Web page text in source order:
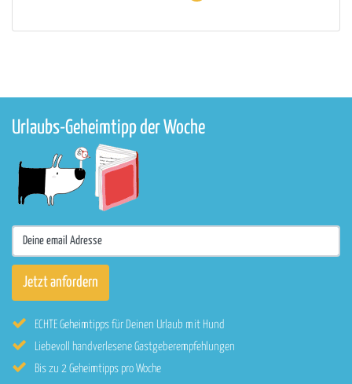
Urlaubs-Geheimtipp der Woche
ECHTE Geheimtipps für Deinen Urlaub mit Hund
Liebevoll handverlesene Gastgeberempfehlungen
Bis zu 2 Geheimtipps pro Woche